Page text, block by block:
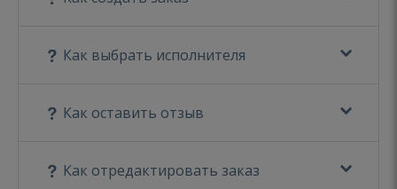
Как выбрать исполнителя
Как оставить отзыв
Как отредактировать заказ